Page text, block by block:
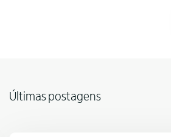
Últimas postagens